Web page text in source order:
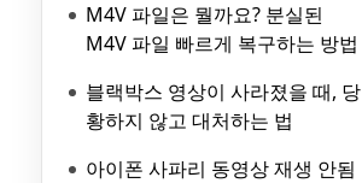
M4V 파일은 뭘까요? 분실된
M4V 파일 빠르게 복구하는 방법
블랙박스 영상이 사라졌을 때, 당
황하지 않고 대처하는 법
아이폰 사파리 동영상 재생 안됨